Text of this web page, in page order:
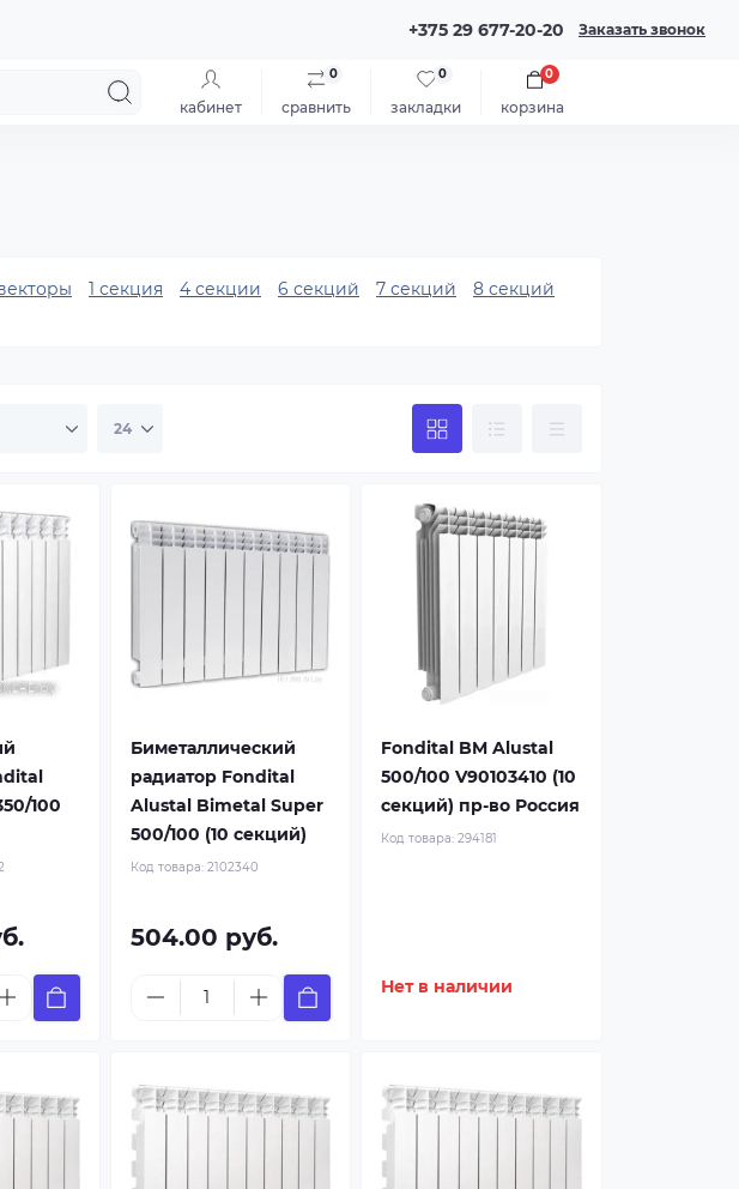
+375 29 677-20-20 Заказать звонок
кабинет сравнить
0
закладки
0
корзина
0
1 секция 4 секции 6 секций 7 секций
8 секций
100
Биметаллический
радиатор Fondital
Alustal Bimetal Super
500/100 (10 секций)
Код товара: 2102340
504.00 руб.
Fondital BM Alustal
500/100 V90103410 (10
секций) пр-во Россия
Код товара:294181
Нет в наличии